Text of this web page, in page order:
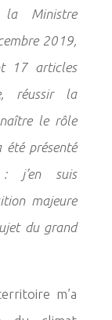
Ministre
2019,
17 articles
réussir la
le rôle
été présenté
: j’en suis
majeure
du grand
m’a